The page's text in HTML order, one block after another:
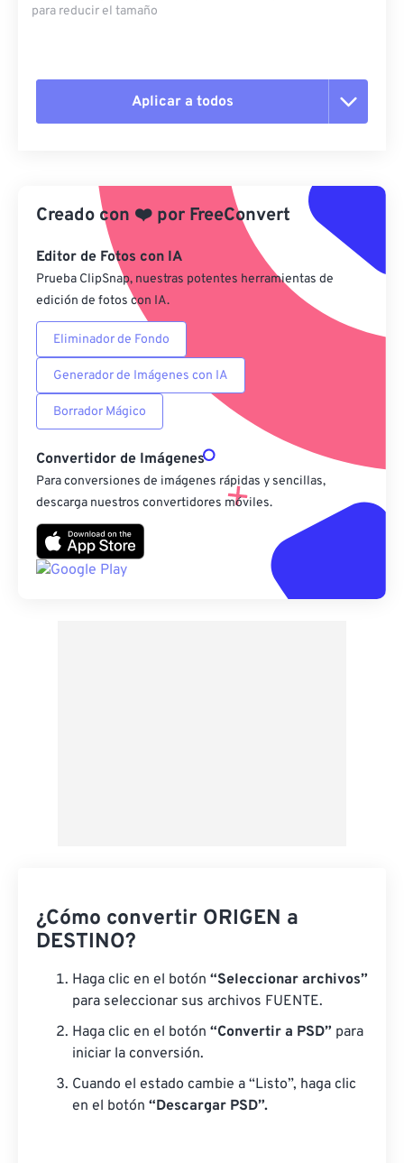
para reducir el tamaño
Aplicar a todos
Aplicar desde el ajuste preestablecido
Guardar como preestablecido
Creado con ❤️ por FreeConvert
Editor de Fotos con IA
Prueba ClipSnap, nuestras potentes herramientas de
edición de fotos con IA.
Eliminador de Fondo
Generador de Imágenes con IA
Borrador Mágico
Convertidor de Imágenes
Para conversiones de imágenes rápidas y sencillas,
descarga nuestros convertidores móviles.
¿Cómo convertir ORIGEN a
DESTINO?
Haga clic en el botón “Seleccionar archivos”
para seleccionar sus archivos FUENTE.
Haga clic en el botón “Convertir a PSD” para
iniciar la conversión.
Cuando el estado cambie a “Listo”, haga clic
en el botón “Descargar PSD”.